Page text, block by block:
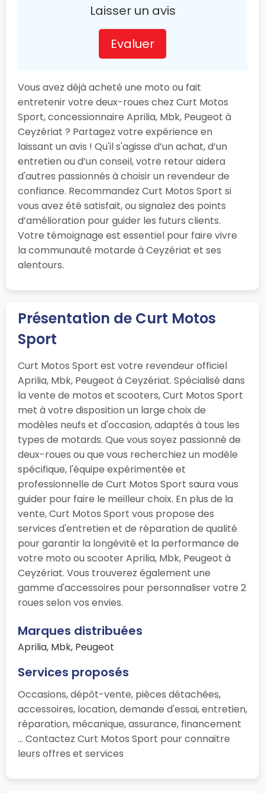
Laisser un avis
Evaluer
Vous avez déjà acheté une moto ou fait
entretenir votre deux-roues chez Curt Motos
Sport, concessionnaire Aprilia, Mbk, Peugeot à
Ceyzériat ? Partagez votre expérience en
laissant un avis ! Qu'il s'agisse d’un achat, d’un
entretien ou d’un conseil, votre retour aidera
d'autres passionnés à choisir un revendeur de
confiance. Recommandez Curt Motos Sport si
vous avez été satisfait, ou signalez des points
d’amélioration pour guider les futurs clients.
Votre témoignage est essentiel pour faire vivre
la communauté motarde à Ceyzériat et ses
alentours.
Présentation de Curt Motos
Sport
Curt Motos Sport est votre revendeur officiel
Aprilia, Mbk, Peugeot à Ceyzériat. Spécialisé dans
la vente de motos et scooters, Curt Motos Sport
met à votre disposition un large choix de
modèles neufs et d'occasion, adaptés à tous les
types de motards. Que vous soyez passionné de
deux-roues ou que vous recherchiez un modèle
spécifique, l'équipe expérimentée et
professionnelle de Curt Motos Sport saura vous
guider pour faire le meilleur choix. En plus de la
vente, Curt Motos Sport vous propose des
services d'entretien et de réparation de qualité
pour garantir la longévité et la performance de
votre moto ou scooter Aprilia, Mbk, Peugeot à
Ceyzériat. Vous trouverez également une
gamme d'accessoires pour personnaliser votre 2
roues selon vos envies.
Marques distribuées
Aprilia, Mbk, Peugeot
Services proposés
Occasions, dépôt-vente, pièces détachées,
accessoires, location, demande d'essai, entretien,
réparation, mécanique, assurance, financement
... Contactez Curt Motos Sport pour connaitre
leurs offres et services